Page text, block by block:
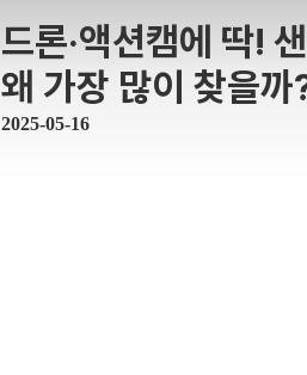
드론·액션캠에 딱
왜 가장 많이 찾을까
2025-05-16